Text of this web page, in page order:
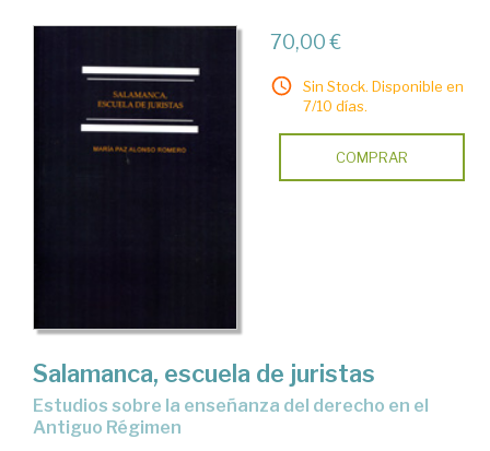
70,00 €
Sin Stock. Disponible en
7/10 días.
COMPRAR
Salamanca, escuela de juristas
estudios sobre la enseñanza del derecho en el
Antiguo Régimen